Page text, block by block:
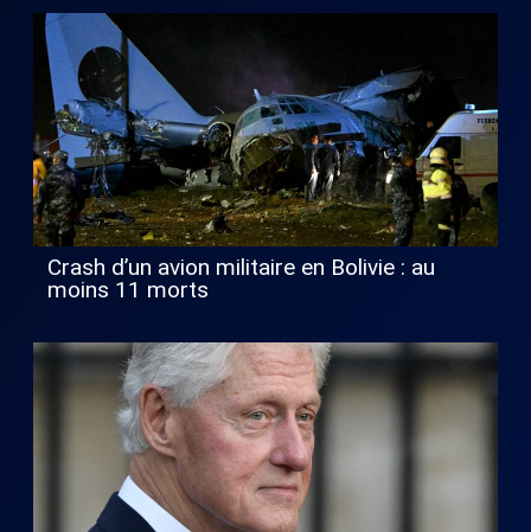
Crash d’un avion militaire en Bolivie : au
moins 11 morts